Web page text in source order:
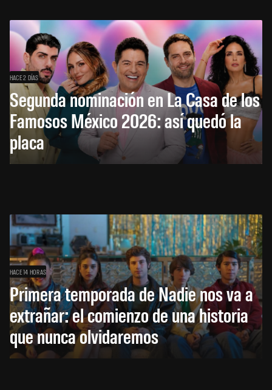
HACE 2 DÍAS
Segunda nominación en La Casa de los
Famosos México 2026: así quedó la
placa
HACE 14 HORAS
Primera temporada de Nadie nos va a
extrañar: el comienzo de una historia
que nunca olvidaremos